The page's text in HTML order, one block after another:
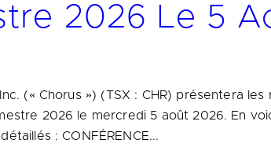
2026 Le 5
(« Chorus ») (TSX : CHR) présentera les
2026 le mercredi 5 août 2026. En
: CONFÉRENCE...